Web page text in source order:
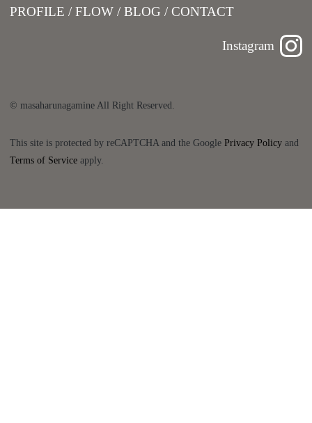
PROFILE
FLOW BLOG CONTACT
Instagram
© masaharunagamine All Right Reserved.
This site is protected by reCAPTCHA and the GooglePrivacy Policy and
Terms of Service apply.